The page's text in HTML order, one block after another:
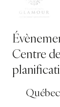
Centre
Québec